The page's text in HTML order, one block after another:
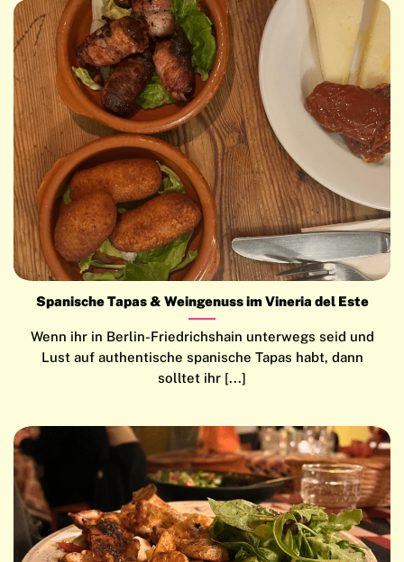
Spanische Tapas & Weingenuss im Vineria del Este
Wenn ihr in Berlin-Friedrichshain unterwegs seid und
Lust auf authentische spanische Tapas habt, dann
solltet ihr [...]